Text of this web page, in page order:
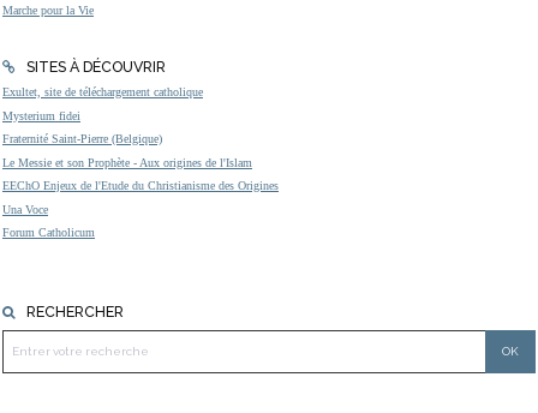
Marche pour la Vie
SITES À DÉCOUVRIR
Exultet, site de téléchargement catholique
Mysterium fidei
Fraternité Saint-Pierre (Belgique)
Le Messie et son Prophète - Aux origines de l'Islam
EEChO Enjeux de l'Etude du Christianisme des Origines
Una Voce
Forum Catholicum
RECHERCHER